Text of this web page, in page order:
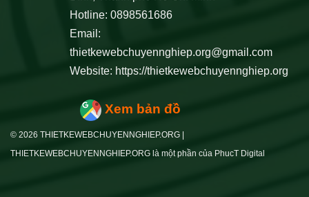
Hotline: 0898561686
Email:
thietkewebchuyennghiep.org@gmail.com
Website: https://thietkewebchuyennghiep.org
Xem bản đồ
© 2026 THIETKEWEBCHUYENNGHIEP.ORG |
THIETKEWEBCHUYENNGHIEP.ORG là một phần của PhucT Digital